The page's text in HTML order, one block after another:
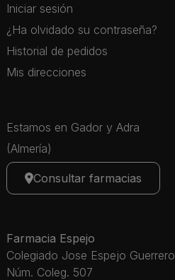
Iniciar sesión
¿Ha olvidado su contraseña?
Historial de pedidos
Mis direcciones
Estamos en Gador y Adra
(Almería)
Consultar farmacias
Farmacia Espejo
Colegiado Jose Espejo Guerrero
Núm. Coleg. 507